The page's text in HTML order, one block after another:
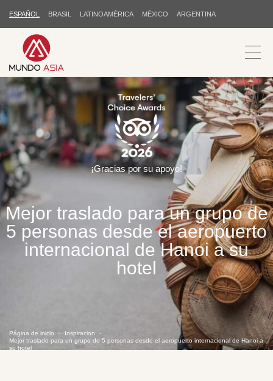
ESPAÑOL BRASIL LATINOAMÉRICA MÉXICO ARGENTINA
Mejor traslado para un grupo de
5 personas desde el aeropuerto
internacional de Hanoi a su
hotel
Página de inicio
Inspiracion
Mejor traslado para un grupo de 5 personas desde el aeropuerto internacional de Hanoi a
su hotel
¡Gracias por su apoyo!